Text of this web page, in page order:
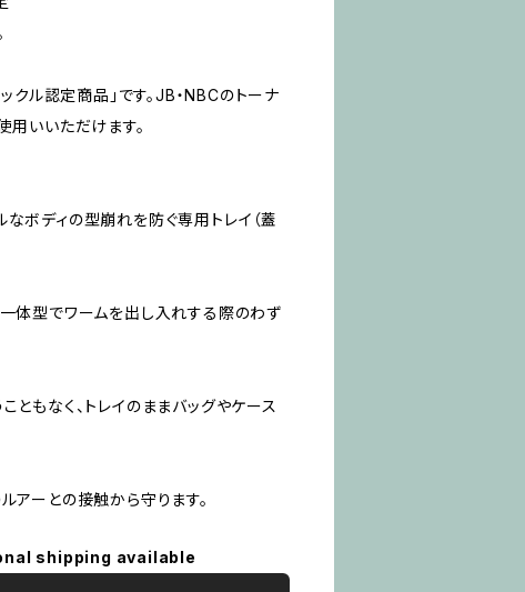
クル認定商品」です。JB・NBCのトーナ
用いいただけます。
ボディの型崩れを防ぐ専用トレイ（蓋
体型でワームを出し入れする際のわず
ともなく、トレイのままバッグやケース
アーとの接触から守ります。
shipping available